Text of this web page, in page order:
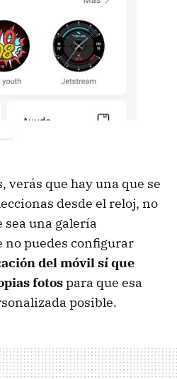
verás que hay una que se
desde el reloj, no
sea una galería
no puedes configurar
del móvil sí que
fotospara que esa
posible.